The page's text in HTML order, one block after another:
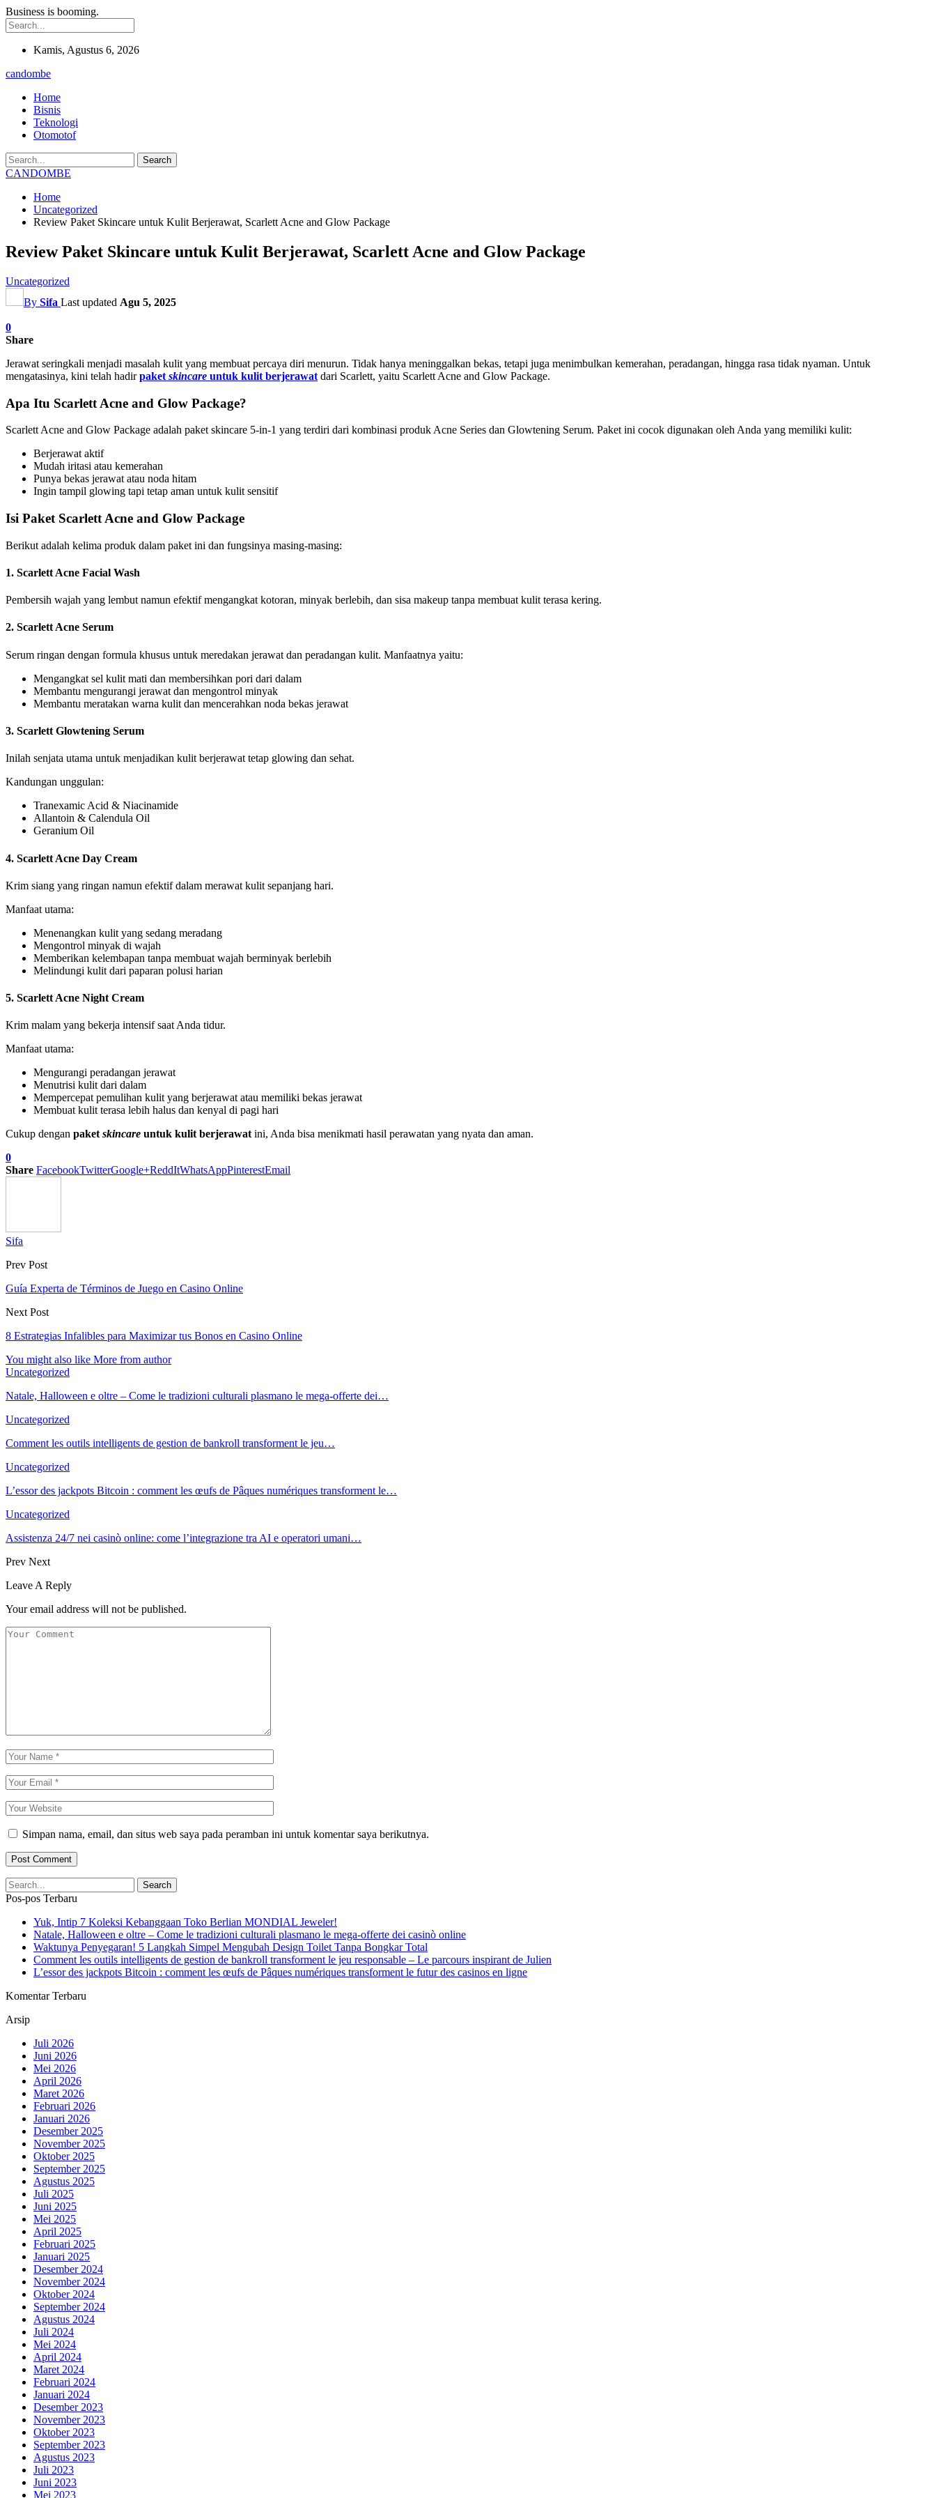
Business is booming.
Kamis, Agustus 6, 2026
candombe
Home
Bisnis
Teknologi
Otomotof
CANDOMBE
Home
Uncategorized
Review Paket Skincare untuk Kulit Berjerawat, Scarlett Acne and Glow Package
Review Paket Skincare untuk Kulit Berjerawat, Scarlett Acne and Glow Package
Uncategorized
By Sifa Last updated Agu 5, 2025
0
Share
Jerawat seringkali menjadi masalah kulit yang membuat percaya diri menurun. Tidak hanya meninggalkan bekas, tetapi juga menimbulkan kemerahan, peradangan, hingga rasa tidak nyaman. Untuk
mengatasinya, kini telah hadirpaket skincare untuk kulit berjerawat dari Scarlett, yaitu Scarlett Acne and Glow Package.
Apa Itu Scarlett Acne and Glow Package?
Scarlett Acne and Glow Package adalah paket skincare 5-in-1 yang terdiri dari kombinasi produk Acne Series dan Glowtening Serum. Paket ini cocok digunakan oleh Anda yang memiliki kulit:
Berjerawat aktif
Mudah iritasi atau kemerahan
Punya bekas jerawat atau noda hitam
Ingin tampil glowing tapi tetap aman untuk kulit sensitif
Isi Paket Scarlett Acne and Glow Package
Berikut adalah kelima produk dalam paket ini dan fungsinya masing-masing:
1. Scarlett Acne Facial Wash
Pembersih wajah yang lembut namun efektif mengangkat kotoran, minyak berlebih, dan sisa makeup tanpa membuat kulit terasa kering.
2. Scarlett Acne Serum
Serum ringan dengan formula khusus untuk meredakan jerawat dan peradangan kulit. Manfaatnya yaitu:
Mengangkat sel kulit mati dan membersihkan pori dari dalam
Membantu mengurangi jerawat dan mengontrol minyak
Membantu meratakan warna kulit dan mencerahkan noda bekas jerawat
3. Scarlett Glowtening Serum
Inilah senjata utama untuk menjadikan kulit berjerawat tetap glowing dan sehat.
Kandungan unggulan:
Tranexamic Acid & Niacinamide
Allantoin & Calendula Oil
Geranium Oil
4. Scarlett Acne Day Cream
Krim siang yang ringan namun efektif dalam merawat kulit sepanjang hari.
Manfaat utama:
Menenangkan kulit yang sedang meradang
Mengontrol minyak di wajah
Memberikan kelembapan tanpa membuat wajah berminyak berlebih
Melindungi kulit dari paparan polusi harian
5. Scarlett Acne Night Cream
Krim malam yang bekerja intensif saat Anda tidur.
Manfaat utama:
Mengurangi peradangan jerawat
Menutrisi kulit dari dalam
Mempercepat pemulihan kulit yang berjerawat atau memiliki bekas jerawat
Membuat kulit terasa lebih halus dan kenyal di pagi hari
Cukup dengan paket skincare untuk kulit berjerawat ini, Anda bisa menikmati hasil perawatan yang nyata dan aman.
0
Share FacebookTwitterGoogle+ReddItWhatsAppPinterestEmail
Sifa
Prev Post
Guía Experta de Términos de Juego en Casino Online
Next Post
8 Estrategias Infalibles para Maximizar tus Bonos en Casino Online
You might also like More from author
Uncategorized
Natale, Halloween e oltre – Come le tradizioni culturali plasmano le mega‑offerte dei…
Uncategorized
Comment les outils intelligents de gestion de bankroll transforment le jeu…
Uncategorized
L’essor des jackpots Bitcoin : comment les œufs de Pâques numériques transforment le…
Uncategorized
Assistenza 24/7 nei casinò online: come l’integrazione tra AI e operatori umani…
Prev Next
Leave A Reply
Your email address will not be published.
Simpan nama, email, dan situs web saya pada peramban ini untuk komentar saya berikutnya.
Pos-pos Terbaru
Yuk, Intip 7 Koleksi Kebanggaan Toko Berlian MONDIAL Jeweler!
Natale, Halloween e oltre – Come le tradizioni culturali plasmano le mega‑offerte dei casinò online
Waktunya Penyegaran! 5 Langkah Simpel Mengubah Design Toilet Tanpa Bongkar Total
Comment les outils intelligents de gestion de bankroll transforment le jeu responsable – Le parcours inspirant de Julien
L’essor des jackpots Bitcoin : comment les œufs de Pâques numériques transforment le futur des casinos en ligne
Komentar Terbaru
Arsip
Juli 2026
Juni 2026
Mei 2026
April 2026
Maret 2026
Februari 2026
Januari 2026
Desember 2025
November 2025
Oktober 2025
September 2025
Agustus 2025
Juli 2025
Juni 2025
Mei 2025
April 2025
Februari 2025
Januari 2025
Desember 2024
November 2024
Oktober 2024
September 2024
Agustus 2024
Juli 2024
Mei 2024
April 2024
Maret 2024
Februari 2024
Januari 2024
Desember 2023
November 2023
Oktober 2023
September 2023
Agustus 2023
Juli 2023
Juni 2023
Mei 2023